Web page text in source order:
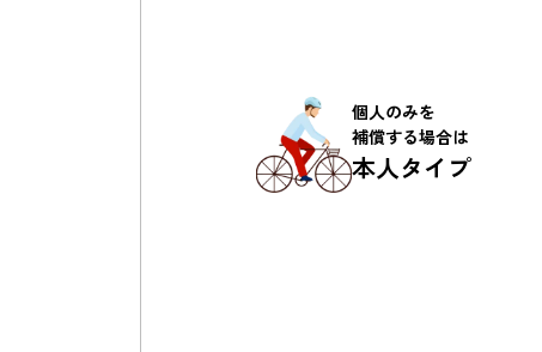
個人のみを
補償する場合は
本人タイプ